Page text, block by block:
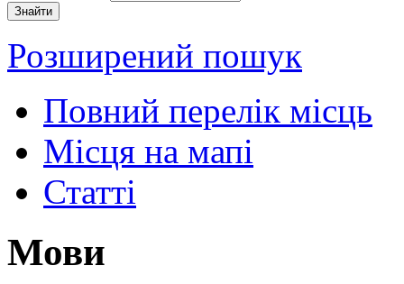
Розширений пошук
Повний перелік місць
Місця на мапі
Статті
Мови